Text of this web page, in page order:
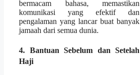
bermacam bahasa, memastikan
komunikasi yang efektif dan
pengalaman yang lancar buat banyak
jamaah dari semua dunia.
4. Bantuan Sebelum dan Setelah
Haji